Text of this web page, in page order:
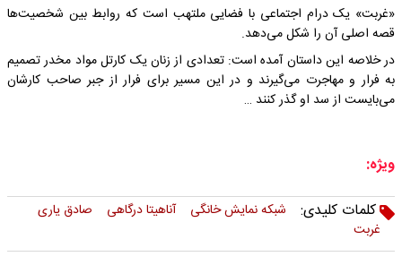
«غربت» یک درام اجتماعی با فضایی ملتهب است که روابط بین شخصیت‌ها
قصه اصلی آن را شکل می‌دهد.
در خلاصه این داستان آمده است: تعدادی از زنان یک کارتل مواد مخدر تصمیم
به فرار و مهاجرت می‌گیرند و در این مسیر برای فرار از جبر صاحب کارشان
می‌بایست از سد او گذر کنند …
ویژه:
کلمات کلیدی:
شبکه نمایش خانگی آناهیتا درگاهی
صادق یاری
غربت